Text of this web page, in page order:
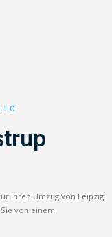
Ihren Umzug von Leipzig
von einem